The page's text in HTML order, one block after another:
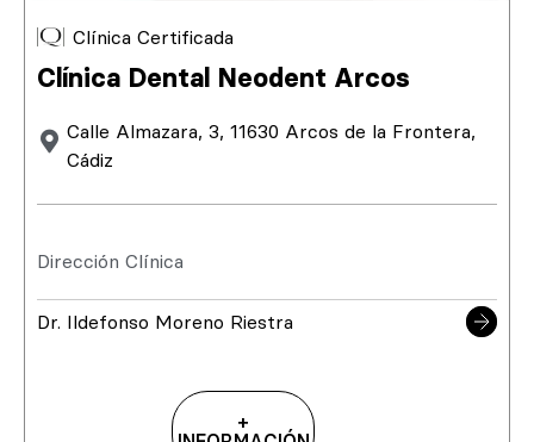
Clínica Certificada
Clínica Dental Neodent Arcos
Calle Almazara, 3, 11630 Arcos de la Frontera,
Cádiz
Dirección Clínica
Dr. Ildefonso Moreno Riestra
+